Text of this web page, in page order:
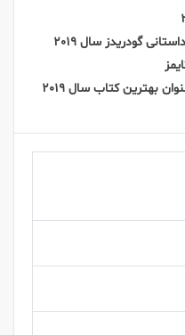
گودریدز سال 2019
بهترین کتاب سال 2019